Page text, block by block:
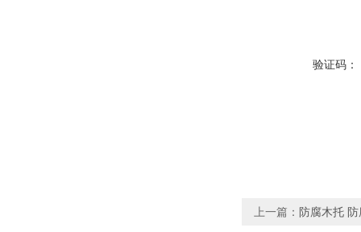
验证码：
上一篇： 防腐木托